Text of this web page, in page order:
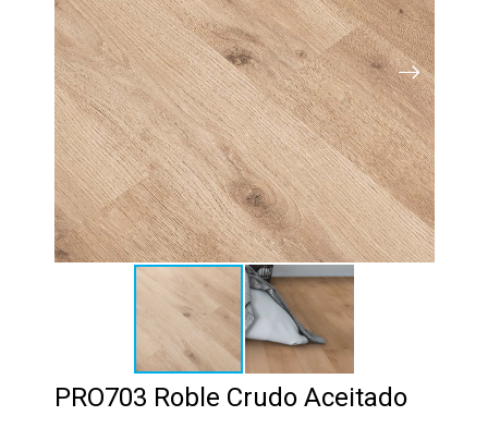
PRO703 Roble Crudo Aceitado